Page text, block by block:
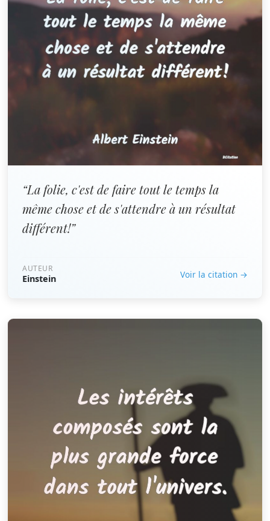
“La folie, c'est de faire tout le temps la
même chose et de s'attendre à un résultat
différent!”
AUTEUR
Einstein Voir la citation →